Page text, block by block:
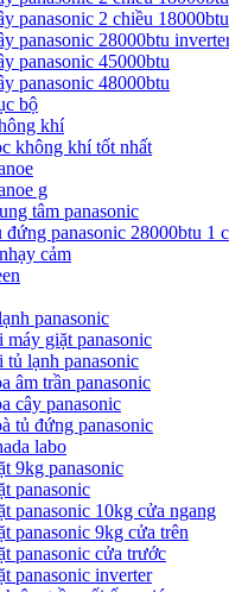
panasonic 2 chiều 18000btu
panasonic 28000btu
panasonic 45000btu
panasonic 48000btu
bộ
khí
không khí tốt nhất
g
tâm panasonic
đứng panasonic 28000btu 1
cảm
panasonic
máy giặt panasonic
tủ lạnh panasonic
âm trần panasonic
cây panasonic
tủ đứng panasonic
labo
9kg panasonic
panasonic
panasonic 10kg cửa ngang
panasonic 9kg cửa trên
panasonic cửa trước
panasonic inverter